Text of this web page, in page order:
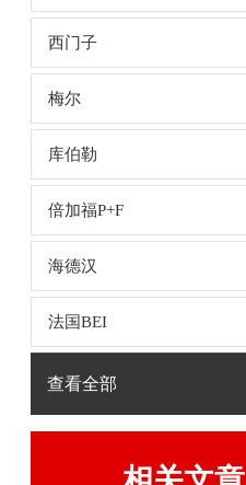
西门子
梅尔
库伯勒
倍加福P+F
海德汉
法国BEI
查看全部